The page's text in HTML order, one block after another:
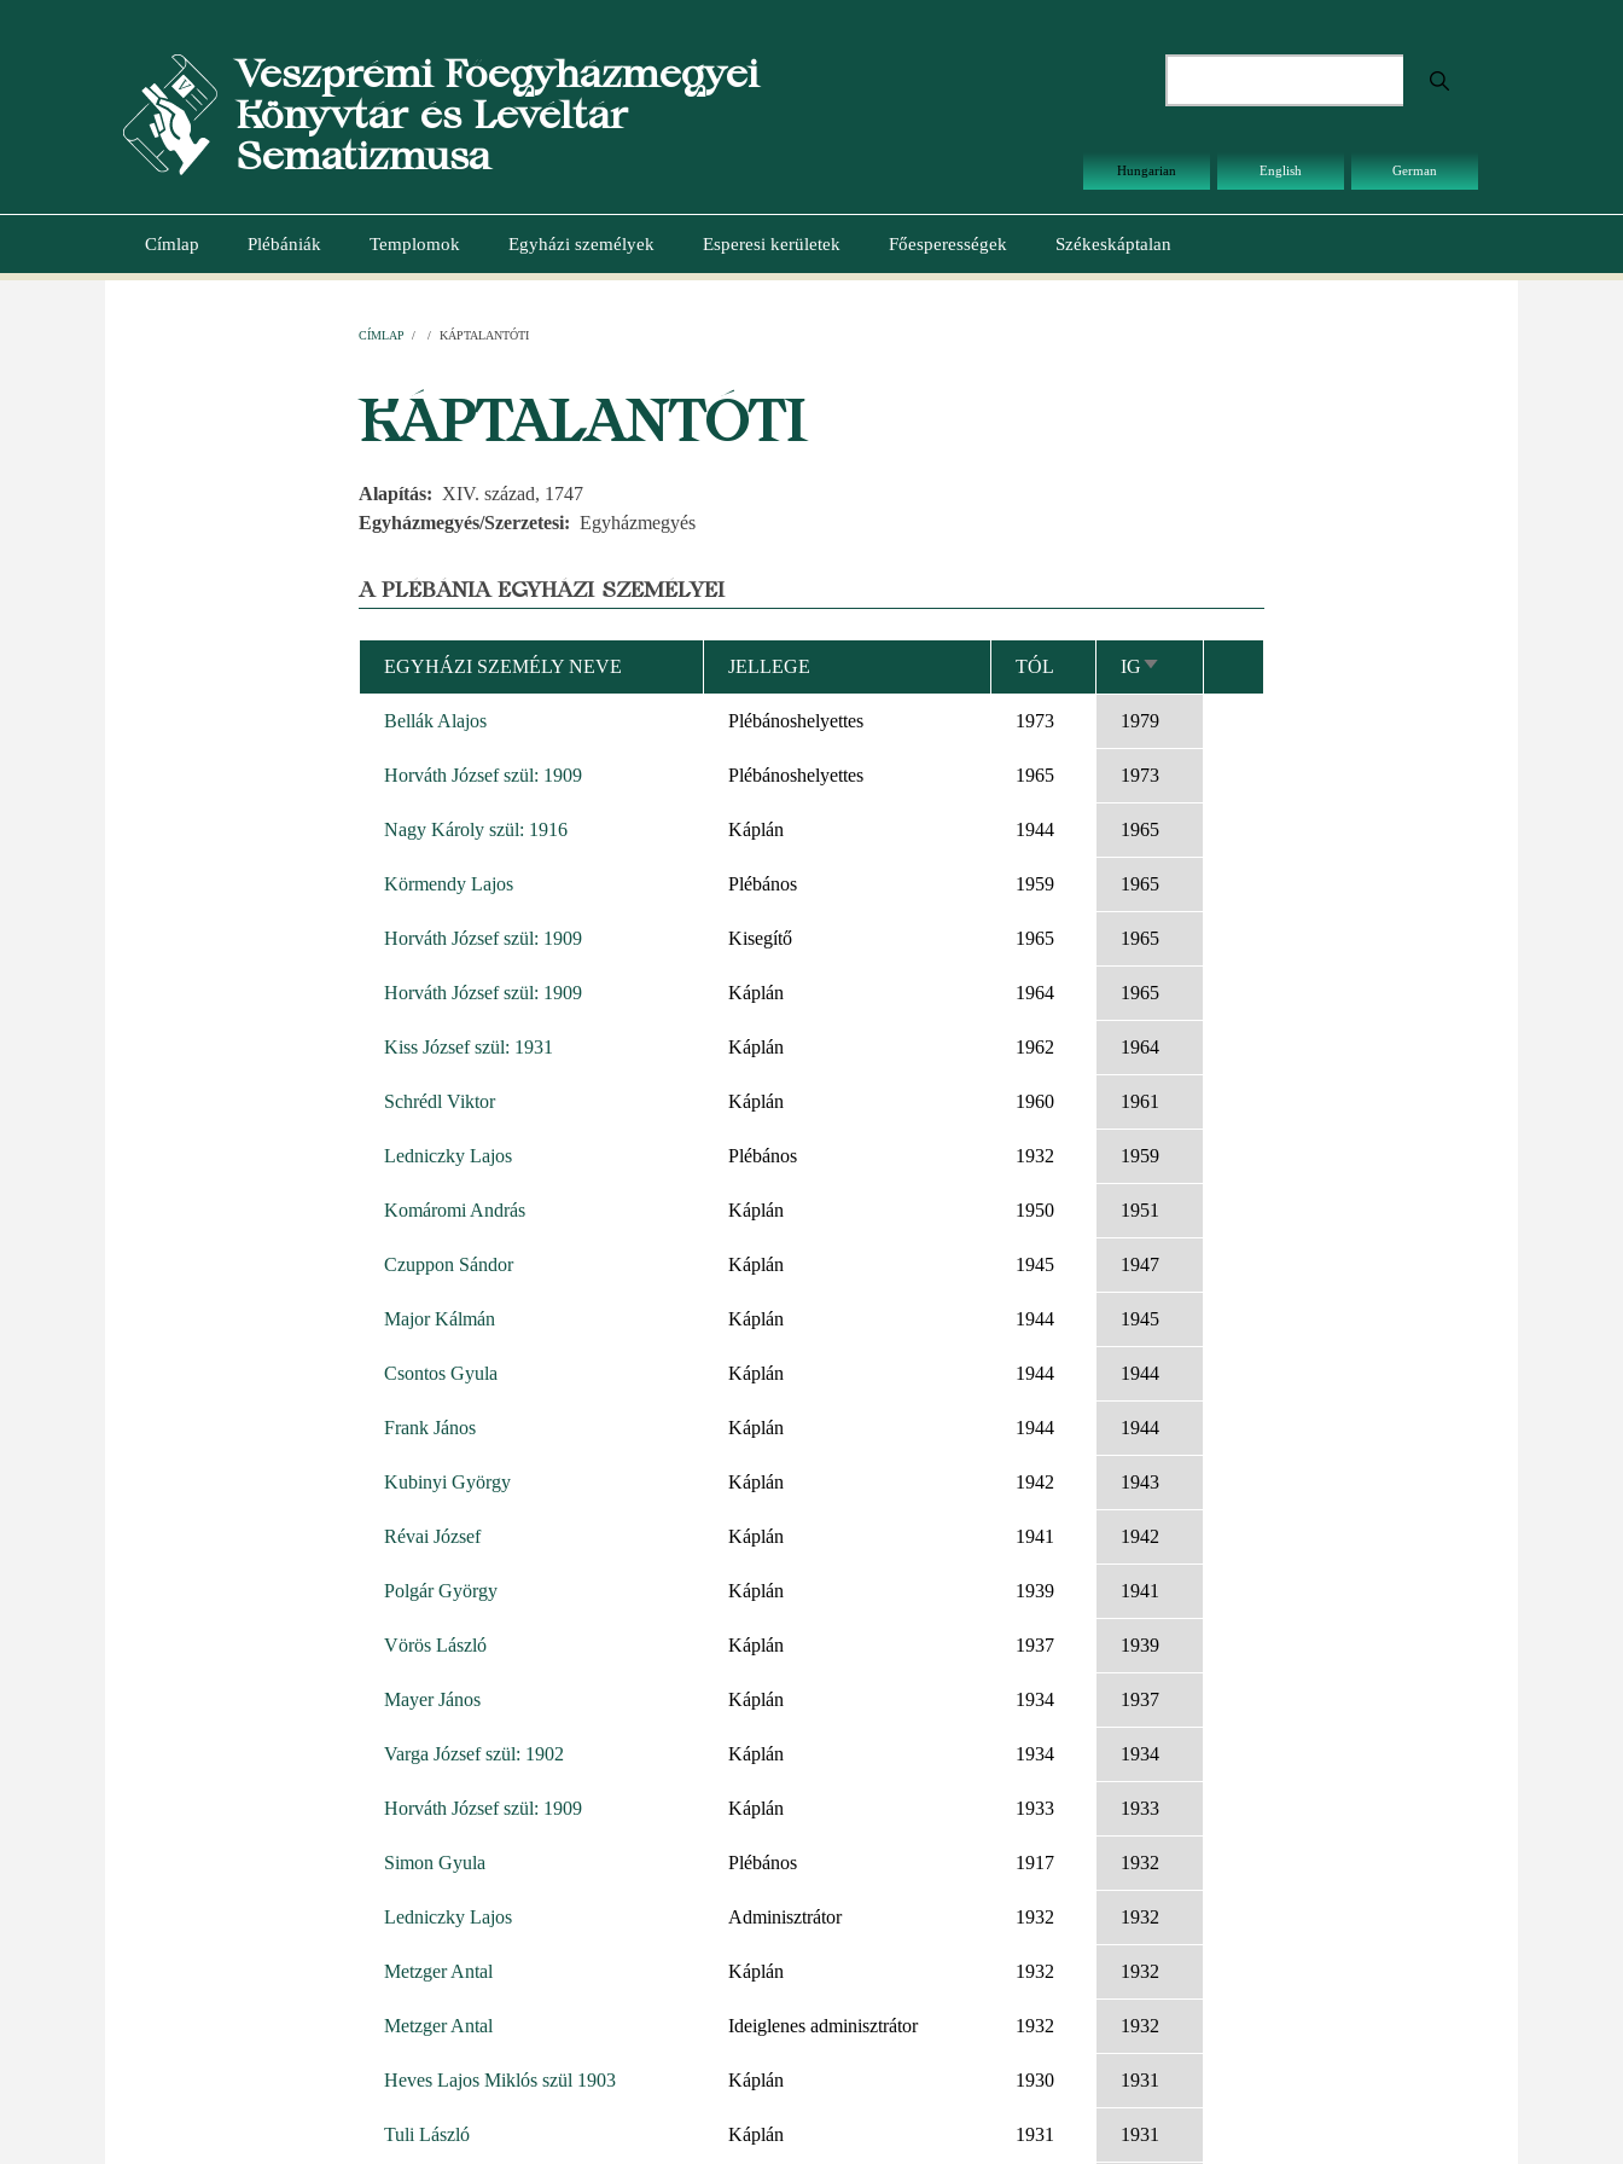
Veszprémi Főegyházmegyei
Könyvtár és Levéltár
Sematizmusa
Hungarian English German
Main
Címlap Plébániák Templomok Egyházi személyek Esperesi kerületek Főesperességek Székeskáptalan
CÍMLAP / / KÁPTALANTÓTI
KÁPTALANTÓTI
Alapítás
XIV. század, 1747
Egyházmegyés/Szerzetesi
Egyházmegyés
A PLÉBÁNIA EGYHÁZI SZEMÉLYEI
EGYHÁZI SZEMÉLY NEVE JELLEGE TÓL IGNÖVEKVŐ
RENDEZÉS
Bellák Alajos
Plébánoshelyettes 1973 1979
Horváth József szül: 1909 Plébánoshelyettes 1965 1973
Nagy Károly szül: 1916 Káplán 1944 1965
Körmendy Lajos Plébános 1959 1965
Horváth József szül: 1909 Kisegítő 1965 1965
Horváth József szül: 1909 Káplán 1964 1965
Kiss József szül: 1931 Káplán 1962 1964
Schrédl Viktor Káplán 1960 1961
Ledniczky Lajos Plébános 1932 1959
Komáromi András Káplán 1950 1951
Czuppon Sándor Káplán 1945 1947
Major Kálmán Káplán 1944 1945
Csontos Gyula Káplán 1944 1944
Frank János Káplán 1944 1944
Kubinyi György Káplán 1942 1943
Révai József Káplán 1941 1942
Polgár György Káplán 1939 1941
Vörös László Káplán 1937 1939
Mayer János Káplán 1934 1937
Varga József szül: 1902 Káplán 1934 1934
Horváth József szül: 1909 Káplán 1933 1933
Simon Gyula Plébános 1917 1932
Ledniczky Lajos Adminisztrátor 1932 1932
Metzger Antal Káplán 1932 1932
Metzger Antal Ideiglenes adminisztrátor 1932 1932
Heves Lajos Miklós szül 1903 Káplán 1930 1931
Tuli László Káplán 1931 1931